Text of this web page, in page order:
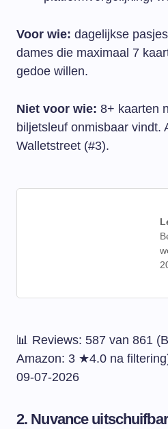
Voor wie: dagelijkse
dames die maximaal 7
gedoe willen.
Niet voor wie: 8+ kaarten
biljetsleuf onmisbaar vindt.
Walletstreet (#3).
📊 Reviews: 587 van 861
Amazon: 3 ★4.0 na
09-07-2026
2. Nuvance